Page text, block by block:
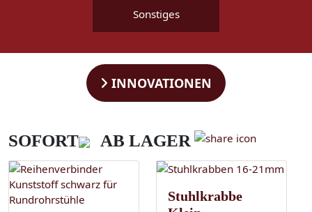
Sonstiges
INNOVATIONEN
SOFORT AB LAGER
Stuhlkrabbe